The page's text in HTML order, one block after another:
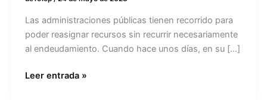
Las administraciones públicas tienen recorrido para
poder reasignar recursos sin recurrir necesariamente
al endeudamiento. Cuando hace unos días, en su […]
Leer entrada »